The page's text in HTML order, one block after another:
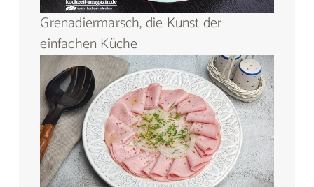
Grenadiermarsch, die Kunst der
einfachen Küche